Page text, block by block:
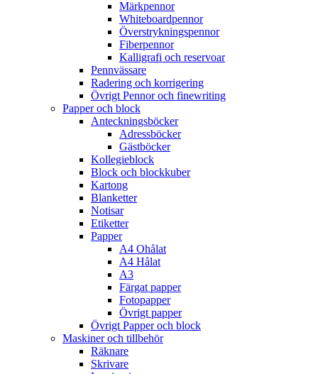
Märkpennor
Whiteboardpennor
Överstrykningspennor
Fiberpennor
Kalligrafi och reservoar
Pennvässare
Radering och korrigering
Övrigt Pennor och finewriting
Papper och block
Anteckningsböcker
Adressböcker
Gästböcker
Kollegieblock
Block och blockkuber
Kartong
Blanketter
Notisar
Etiketter
Papper
A4 Ohålat
A4 Hålat
A3
Färgat papper
Fotopapper
Övrigt papper
Övrigt Papper och block
Maskiner och tillbehör
Räknare
Skrivare